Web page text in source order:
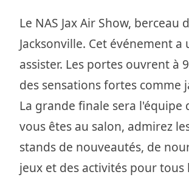
Le NAS Jax Air Show,
Jacksonville. Cet événement
assister. Les portes ouvrent à
des sensations fortes comme
La grande finale sera l'équipe
vous êtes au salon, admirez
stands de nouveautés, de
jeux et des activités pour